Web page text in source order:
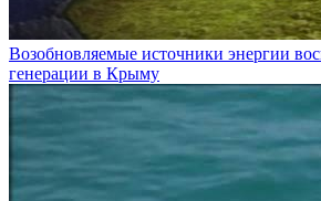
Возобновляемые источники энергии
генерации в Крыму